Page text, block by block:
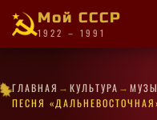
Мой СССР
1922 – 1991
✧
★
✦
·
✦
·✦
✦★
★
·
✧
✦
★
✧
★
★
✧★
✦
·✧
·
✧
★
·★ГЛАВНАЯ → КУЛЬТУРА →
ПЕСНЯ